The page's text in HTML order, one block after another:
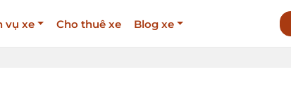
vụ xe Cho thuê xe Blog xe